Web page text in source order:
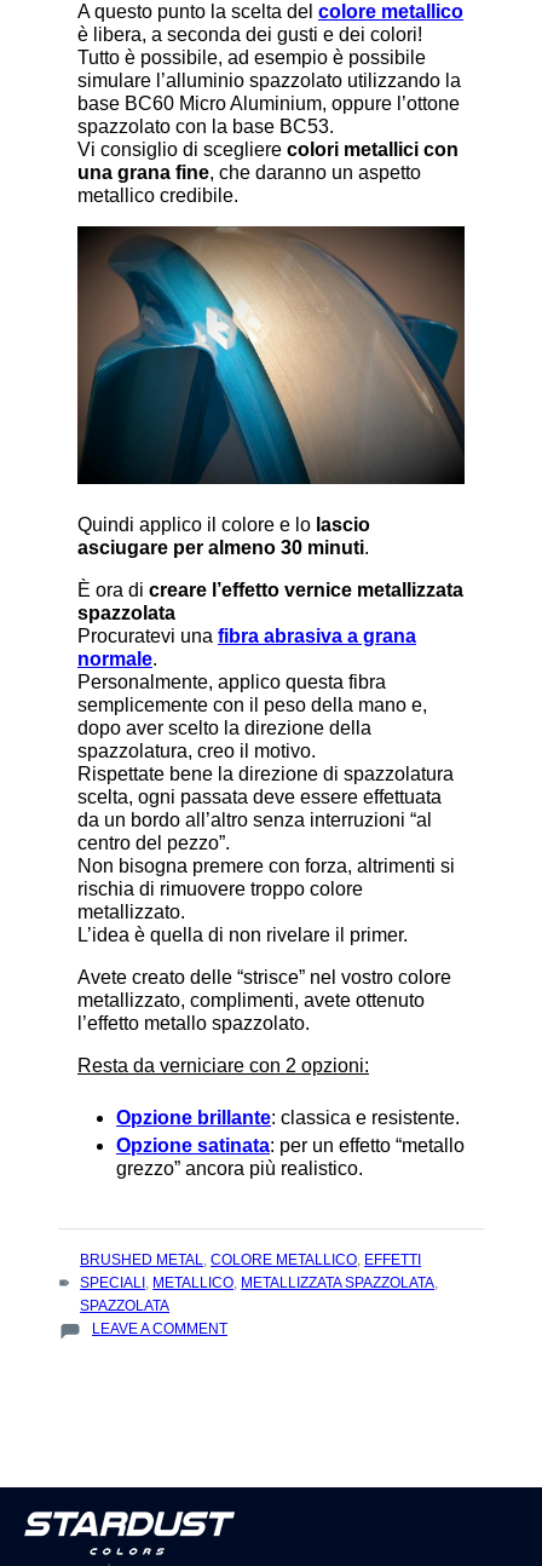
A questo punto la scelta del colore metallico
è libera, a seconda dei gusti e dei colori!
Tutto è possibile, ad esempio è possibile
simulare l’alluminio spazzolato utilizzando la
base BC60 Micro Aluminium, oppure l’ottone
spazzolato con la base BC53.
Vi consiglio di scegliere colori metallici con
una grana fine, che daranno un aspetto
metallico credibile.
Quindi applico il colore e lo lascio
asciugare per almeno 30 minuti.
È ora di creare l’effetto vernice metallizzata
spazzolata
Procuratevi una fibra abrasiva a grana
normale.
Personalmente, applico questa fibra
semplicemente con il peso della mano e,
dopo aver scelto la direzione della
spazzolatura, creo il motivo.
Rispettate bene la direzione di spazzolatura
scelta, ogni passata deve essere effettuata
da un bordo all’altro senza interruzioni “al
centro del pezzo”.
Non bisogna premere con forza, altrimenti si
rischia di rimuovere troppo colore
metallizzato.
L’idea è quella di non rivelare il primer.
Avete creato delle “strisce” nel vostro colore
metallizzato, complimenti, avete ottenuto
l’effetto metallo spazzolato.
Resta da verniciare con 2 opzioni:
Opzione brillante: classica e resistente.
Opzione satinata: per un effetto “metallo
grezzo” ancora più realistico.
TAGS
:
BRUSHED METAL,COLORE METALLICO, EFFETTI
SPECIALI , METALLICO, METALLIZZATA SPAZZOLATA,
SPAZZOLATA
LEAVE A COMMENTON
METALLO
SPAZZOLATO?